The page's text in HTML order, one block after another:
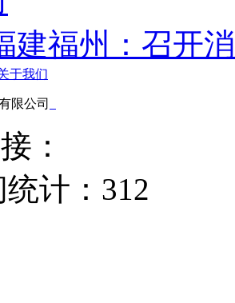
建福州：召开
于我们
限公司
：
计： 312